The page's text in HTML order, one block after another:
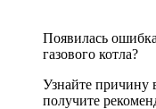
Появилась
газового котла?
Узнайте причину
получите